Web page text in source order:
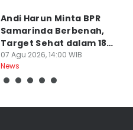
Andi Harun Minta BPR
Samarinda Berbenah,
Target Sehat dalam 18
Bulan
07 Agu 2026, 14:00 WIB
News